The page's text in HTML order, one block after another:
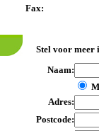
Fax:
Stel voor meer
Naam:
Adres:
Postcode: